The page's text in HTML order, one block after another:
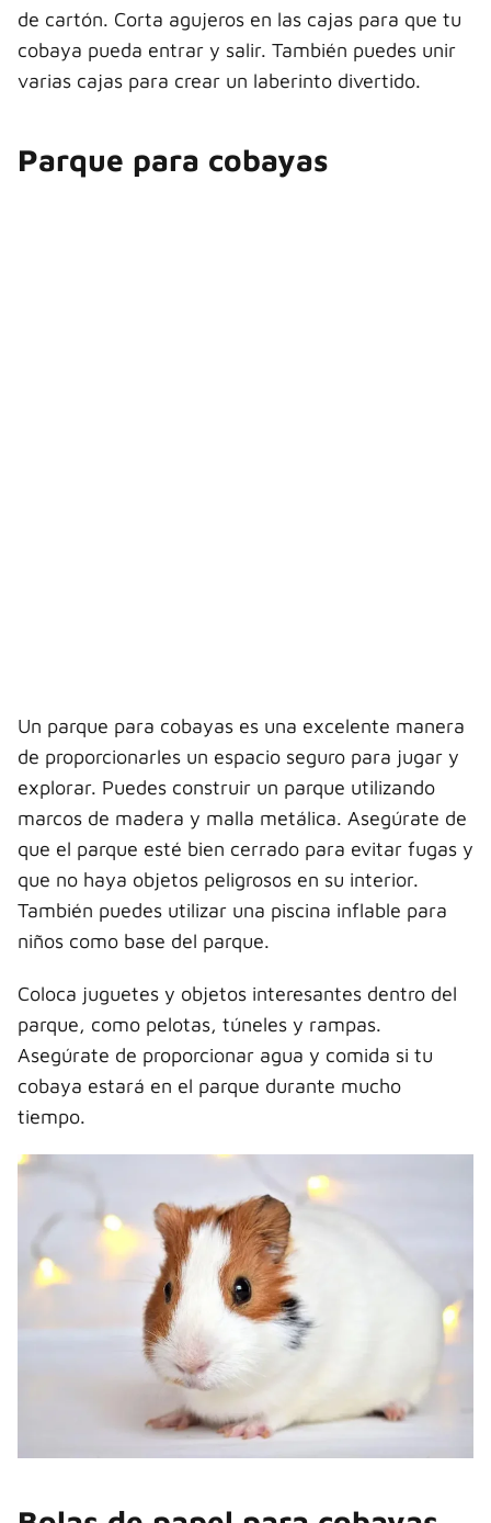
de cartón. Corta agujeros en las cajas para que tu
cobaya pueda entrar y salir. También puedes unir
varias cajas para crear un laberinto divertido.
Parque para cobayas
Un parque para cobayas es una excelente manera
de proporcionarles un espacio seguro para jugar y
explorar. Puedes construir un parque utilizando
marcos de madera y malla metálica. Asegúrate de
que el parque esté bien cerrado para evitar fugas y
que no haya objetos peligrosos en su interior.
También puedes utilizar una piscina inflable para
niños como base del parque.
Coloca juguetes y objetos interesantes dentro del
parque, como pelotas, túneles y rampas.
Asegúrate de proporcionar agua y comida si tu
cobaya estará en el parque durante mucho
tiempo.